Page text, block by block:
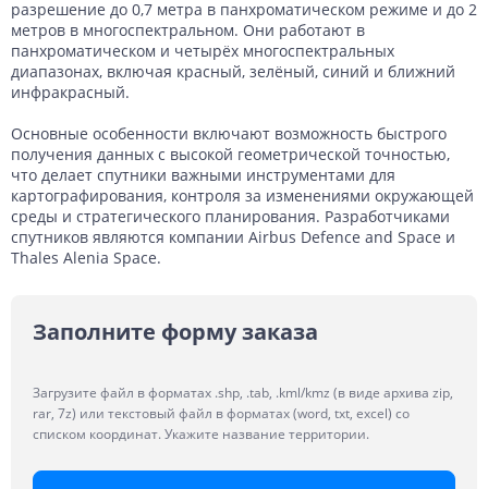
разрешение до 0,7 метра в панхроматическом режиме и до 2
метров в многоспектральном. Они работают в
панхроматическом и четырёх многоспектральных
диапазонах, включая красный, зелёный, синий и ближний
инфракрасный.
Основные особенности включают возможность быстрого
получения данных с высокой геометрической точностью,
что делает спутники важными инструментами для
картографирования, контроля за изменениями окружающей
среды и стратегического планирования. Разработчиками
спутников являются компании Airbus Defence and Space и
Thales Alenia Space.
Заполните форму заказа
Загрузите файл в форматах .shp, .tab, .kml/kmz (в виде архива zip,
rar, 7z) или текстовый файл в форматах (word, txt, excel) со
списком координат. Укажите название территории.